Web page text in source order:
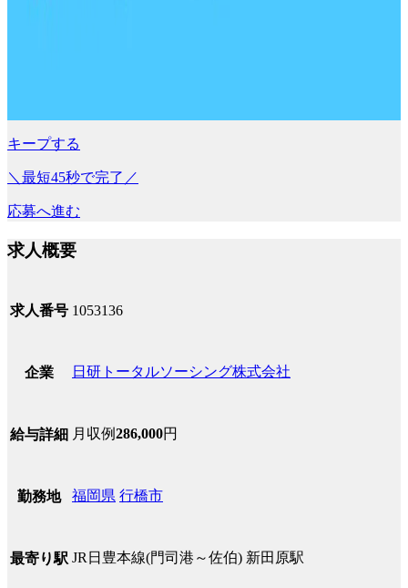
キープする
＼最短45秒で完了／
応募へ進む
求人概要
求人番号 1053136
企業 日研トータルソーシング株式会社
給与詳細 月収例286,000円
勤務地 福岡県 行橋市
最寄り駅 JR日豊本線(門司港～佐伯) 新田原駅